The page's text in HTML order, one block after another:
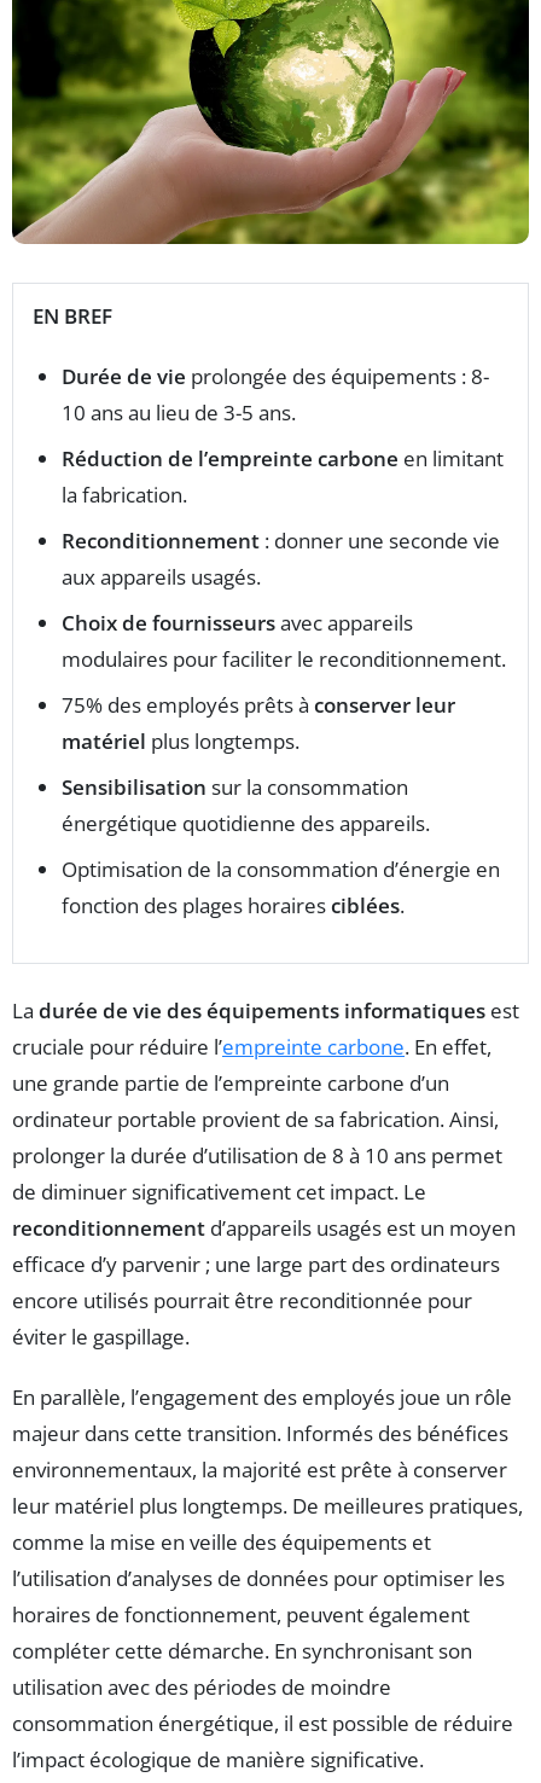
EN BREF
Durée de vie prolongée des équipements : 8-
10 ans au lieu de 3-5 ans.
Réduction de l’empreinte carbone en limitant
la fabrication.
Reconditionnement : donner une seconde vie
aux appareils usagés.
Choix de fournisseursavec appareils
modulaires pour faciliter le reconditionnement.
75% des employés prêts à conserver leur
matériel plus longtemps.
Sensibilisation sur la consommation
énergétique quotidienne des appareils.
Optimisation de la consommation d’énergie en
fonction des plages horairesciblées.
La durée de vie des équipements informatiques est
cruciale pour réduire l’empreinte carbone. En effet,
une grande partie de l’empreinte carbone d’un
ordinateur portable provient de sa fabrication. Ainsi,
prolonger la durée d’utilisation de 8 à 10 ans permet
de diminuer significativement cet impact. Le
reconditionnement d’appareils usagés est un moyen
efficace d’y parvenir ; une large part des ordinateurs
encore utilisés pourrait être reconditionnée pour
éviter le gaspillage.
En parallèle, l’engagement des employés joue un rôle
majeur dans cette transition. Informés des bénéfices
environnementaux, la majorité est prête à conserver
leur matériel plus longtemps. De meilleures pratiques,
comme la mise en veille des équipements et
l’utilisation d’analyses de données pour optimiser les
horaires de fonctionnement, peuvent également
compléter cette démarche. En synchronisant son
utilisation avec des périodes de moindre
consommation énergétique, il est possible de réduire
l’impact écologique de manière significative.